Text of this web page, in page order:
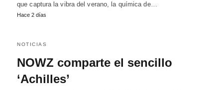
que captura la vibra del verano, la química de…
Hace 2 días
NOTICIAS
NOWZ comparte el sencillo
‘Achilles’